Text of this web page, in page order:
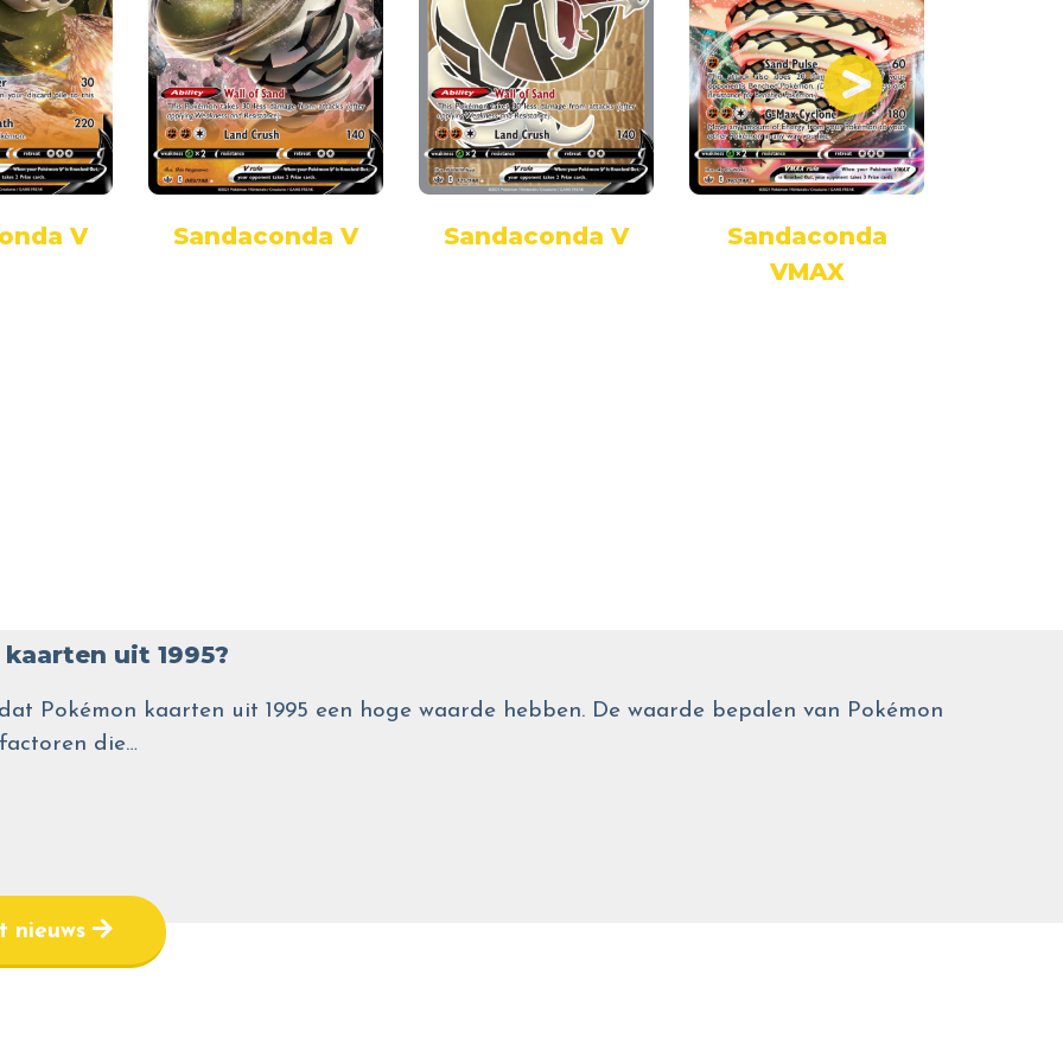
V Sandaconda V Sandaconda V
Sandaconda
VMAX
uit 1995?
Pokémon kaarten uit 1995 een hoge waarde hebben. De waarde bepalen van Pokémon
die…
nieuws